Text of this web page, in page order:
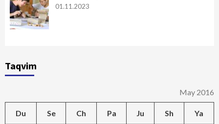
01.11.2023
Taqvim
May 2016
Du Se Ch Pa Ju Sh Ya